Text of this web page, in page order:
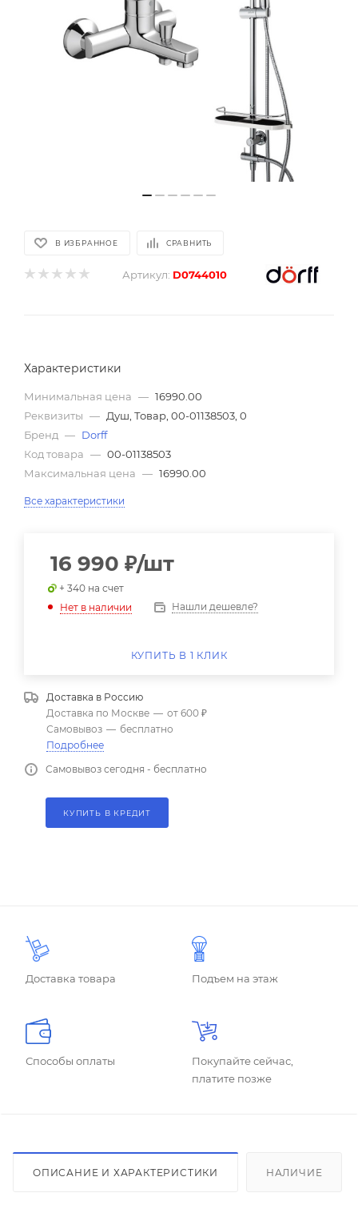
В ИЗБРАННОЕ СРАВНИТЬ
Артикул: D0744010
Характеристики
Минимальная цена — 16990.00
Реквизиты — Душ, Товар, 00-01138503, 0
Бренд — Dorff
Код товара — 00-01138503
Максимальная цена — 16990.00
Все характеристики
16 990 ₽/шт
+ 340 на счет
Нет в наличии
Нашли дешевле?
КУПИТЬ В 1 КЛИК
Доставка в Россию
Доставка по Москве — от 600 ₽
Самовывоз — бесплатно
Подробнее
Самовывоз сегодня - бесплатно
КУПИТЬ В КРЕДИТ
Доставка товара Подъем на этаж
Способы оплаты
Покупайте сейчас,
платите позже
ОПИСАНИЕ И ХАРАКТЕРИСТИКИ НАЛИЧИЕ